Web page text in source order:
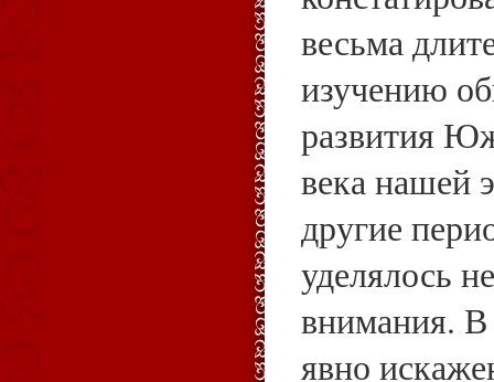
весьма
изучению
развития
века нашей
другие
уделялось
внимания.
явно